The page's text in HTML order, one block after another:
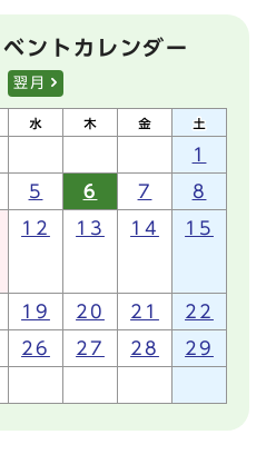
ントカレンダー
翌月
1
5 6 7 8
12 13 14 15
19 20 21 22
26 27 28 29